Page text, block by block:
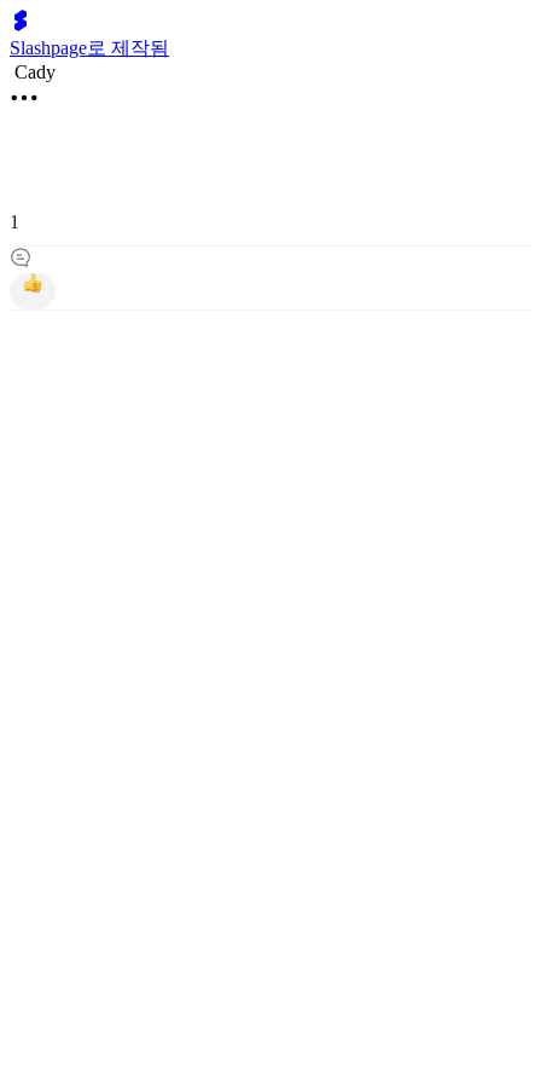
Slashpage로 제작됨
Cady
1